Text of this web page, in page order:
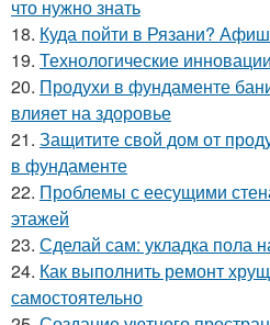
что нужно знать
18. Куда пойти в Рязани?
19. Технологические
20. Продухи в фундаменте
влияет на здоровье
21. Защитите свой дом от
в фундаменте
22. Проблемы с еесущими
этажей
23. Сделай сам: укладка пола
24. Как выполнить ремонт
самостоятельно